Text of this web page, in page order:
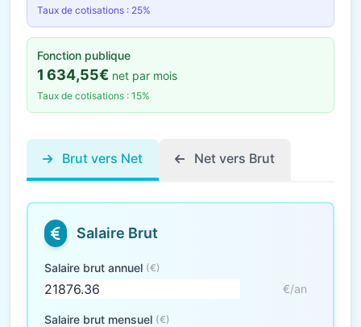
Taux de cotisations : 25%
Fonction publique
1 634,55€ net par mois
Taux de cotisations : 15%
Brut vers Net Net vers Brut
Salaire Brut
Salaire brut annuel (€)
€/an
Salaire brut mensuel (€)